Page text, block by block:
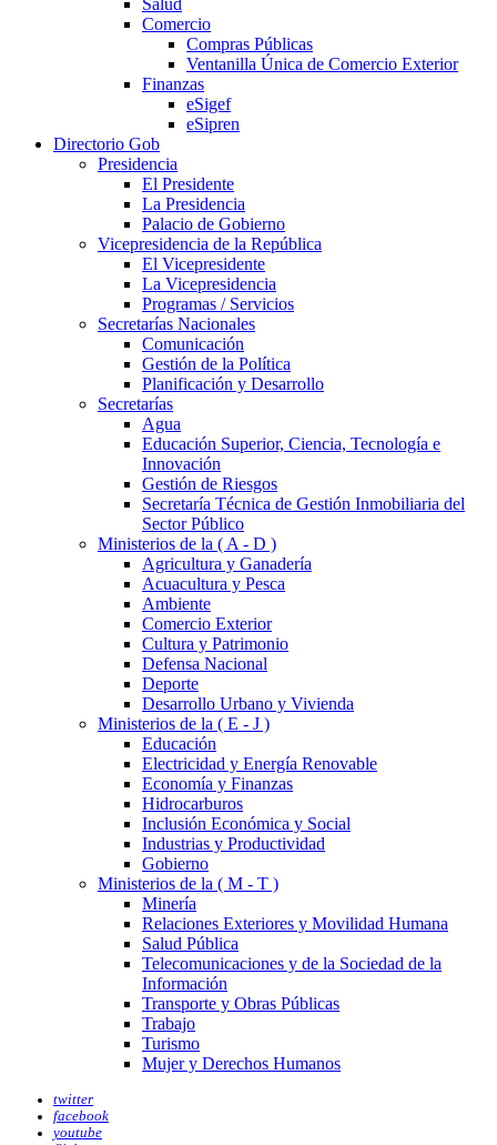
Salud
Comercio
Compras Públicas
Ventanilla Única de Comercio Exterior
Finanzas
eSigef
eSipren
Directorio Gob
Presidencia
El Presidente
La Presidencia
Palacio de Gobierno
Vicepresidencia de la República
El Vicepresidente
La Vicepresidencia
Programas / Servicios
Secretarías Nacionales
Comunicación
Gestión de la Política
Planificación y Desarrollo
Secretarías
Agua
Educación Superior, Ciencia, Tecnología e
Innovación
Gestión de Riesgos
Secretaría Técnica de Gestión Inmobiliaria del
Sector Público
Ministerios de la ( A - D )
Agricultura y Ganadería
Acuacultura y Pesca
Ambiente
Comercio Exterior
Cultura y Patrimonio
Defensa Nacional
Deporte
Desarrollo Urbano y Vivienda
Ministerios de la ( E - J )
Educación
Electricidad y Energía Renovable
Economía y Finanzas
Hidrocarburos
Inclusión Económica y Social
Industrias y Productividad
Gobierno
Ministerios de la ( M - T )
Minería
Relaciones Exteriores y Movilidad Humana
Salud Pública
Telecomunicaciones y de la Sociedad de la
Información
Transporte y Obras Públicas
Trabajo
Turismo
Mujer y Derechos Humanos
twitter
facebook
youtube